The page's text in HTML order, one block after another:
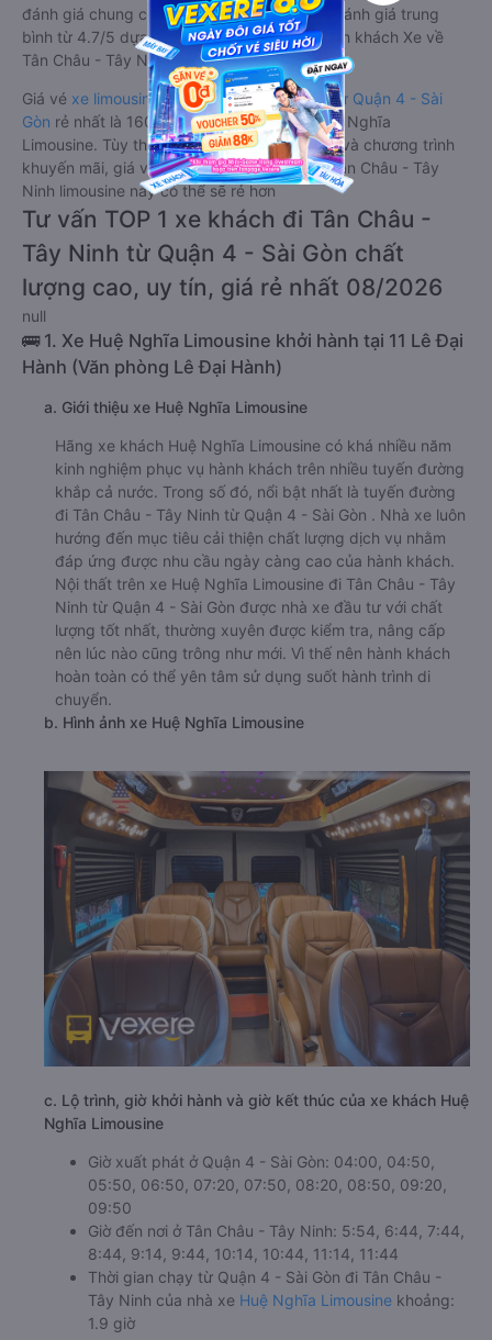
đánh giá chung có chất lượng Tốt với điểm đánh giá trung
bình từ 4.7/5 dựa trên 347 phản hồi của hành khách Xe về
Tân Châu - Tây Ninh từ Quận 4 - Sài Gòn.
Giá vé xe limousine đi Tân Châu - Tây Ninh từ Quận 4 - Sài
Gòn rẻ nhất là 160000VND của hãng xe Huệ Nghĩa
Limousine. Tùy thuộc vào vị trí ngồi của bạn và chương trình
khuyến mãi, giá vé Xe Quận 4 - Sài Gòn đi Tân Châu - Tây
Ninh limousine này có thể sẽ rẻ hơn
Tư vấn TOP 1 xe khách đi Tân Châu -
Tây Ninh từ Quận 4 - Sài Gòn chất
lượng cao, uy tín, giá rẻ nhất 08/2026
null
🚌 1. Xe Huệ Nghĩa Limousine khởi hành tại 11 Lê Đại
Hành (Văn phòng Lê Đại Hành)
a. Giới thiệu xe Huệ Nghĩa Limousine
Hãng xe khách Huệ Nghĩa Limousine có khá nhiều năm
kinh nghiệm phục vụ hành khách trên nhiều tuyến đường
khắp cả nước. Trong số đó, nổi bật nhất là tuyến đường
đi Tân Châu - Tây Ninh từ Quận 4 - Sài Gòn . Nhà xe luôn
hướng đến mục tiêu cải thiện chất lượng dịch vụ nhằm
đáp ứng được nhu cầu ngày càng cao của hành khách.
Nội thất trên xe Huệ Nghĩa Limousine đi Tân Châu - Tây
Ninh từ Quận 4 - Sài Gòn được nhà xe đầu tư với chất
lượng tốt nhất, thường xuyên được kiểm tra, nâng cấp
nên lúc nào cũng trông như mới. Vì thế nên hành khách
hoàn toàn có thể yên tâm sử dụng suốt hành trình di
chuyển.
b. Hình ảnh xe Huệ Nghĩa Limousine
c. Lộ trình, giờ khởi hành và giờ kết thúc của xe khách Huệ
Nghĩa Limousine
Giờ xuất phát ở Quận 4 - Sài Gòn: 04:00, 04:50,
05:50, 06:50, 07:20, 07:50, 08:20, 08:50, 09:20,
09:50
Giờ đến nơi ở Tân Châu - Tây Ninh: 5:54, 6:44, 7:44,
8:44, 9:14, 9:44, 10:14, 10:44, 11:14, 11:44
Thời gian chạy từ Quận 4 - Sài Gòn đi Tân Châu -
Tây Ninh của nhà xe Huệ Nghĩa Limousine khoảng:
1.9 giờ